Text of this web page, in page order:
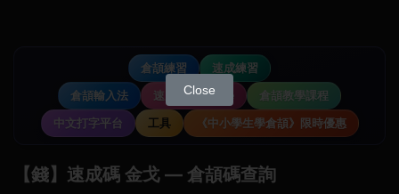
倉頡練習
速成練習
倉頡輸入法
速成輸入法教學
倉頡教學課程
中文打字平台
工具 《中小學生學倉頡》限時優惠
【錢】速成碼 金戈 — 倉頡碼查詢
Close